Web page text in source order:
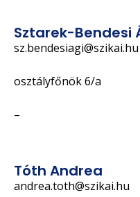
Sztarek-Bendesi
sz.bendesiagi@szikai.hu
osztályfőnök 6/a
–
Tóth Andrea
andrea.toth@szikai.hu